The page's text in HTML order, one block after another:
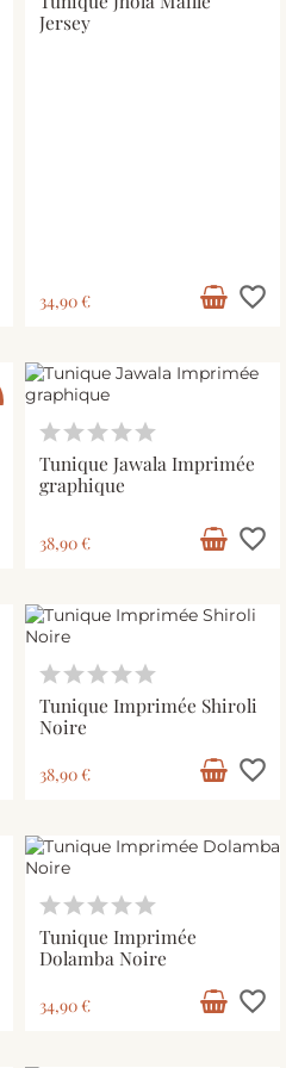
Jersey
34,90 € favorite_border
Tunique Jawala Imprimée
graphique
38,90 € favorite_border
Tunique Imprimée Shiroli
Noire
38,90 € favorite_border
Tunique Imprimée
Dolamba Noire
34,90 € favorite_border